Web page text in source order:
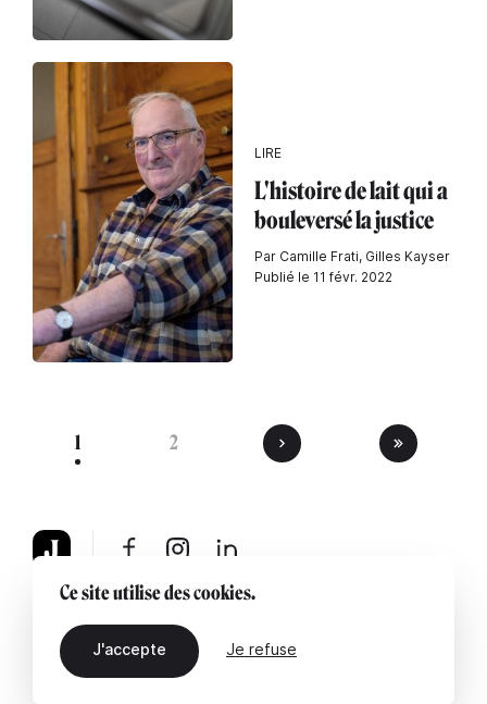
LIRE
L'histoire de lait qui a
bouleversé la justice
Par Camille Frati, Gilles Kayser
Publié le 11 févr. 2022
1 2
À propos Mentions légales Contactez-nous
Ce site utilise des cookies.
J'accepte Je refuse